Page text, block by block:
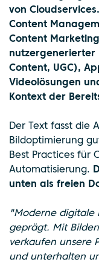
von
Content
Content
nutzergenerierter
Content, UGC),
Videolösungen
Kontext der
Der Text fasst die
Bildoptimierung
Best Practices für
Automatisierung.
unten als freien
"Moderne digitale
geprägt. Mit
verkaufen unsere
und unterhalten